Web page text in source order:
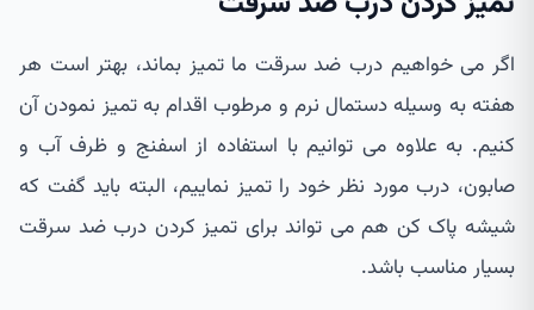
اگر می خواهیم درب ضد سرقت ما تمیز بماند، بهتر است هر
هفته به وسیله دستمال نرم و مرطوب اقدام به تمیز نمودن آن
کنیم. به علاوه می توانیم با استفاده از اسفنج و ظرف آب و
صابون، درب مورد نظر خود را تمیز نماییم، البته باید گفت که
شیشه پاک کن هم می تواند برای تمیز کردن درب ضد سرقت
بسیار مناسب باشد.